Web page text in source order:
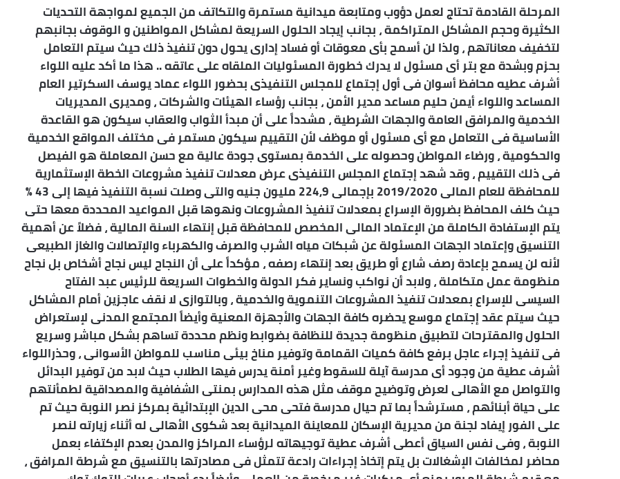
المرحلة القادمة تحتاج لعمل دؤوب ومتابعة ميدانية مستمرة والتكاتف من الجميع لمواجهة التحديات
الكثيرة وحجم المشاكل المتراكمة ، بجانب إيجاد الحلول السريعة لمشاكل المواطنين و الوقوف بجانبهم
لتخفيف معاناتهم ، ولذا لن أسمح بأى معوقات أو فساد إدارى يحول دون تنفيذ ذلك حيث سيتم التعامل
بحزم وبشدة مع بتر أى مسئول لا يدرك خطورة المسئوليات الملقاه على عاتقه .. هذا ما أكد عليه اللواء
أشرف عطيه محافظ أسوان فى أول إجتماع للمجلس التنفيذى بحضور اللواء عماد يوسف السكرتير العام
المساعد واللواء أيمن حليم مساعد مدير الأمن ، بجانب رؤساء الهيئات والشركات ، ومديرى المديريات
الخدمية والمرافق العامة والجهات الشرطية ، مشدداً على أن مبدأ الثواب والعقاب سيكون هو القاعدة
الأساسية فى التعامل مع أى مسئول أو موظف لأن التقييم سيكون مستمر فى مختلف المواقع الخدمية
والحكومية ، ورضاء المواطن وحصوله على الخدمة بمستوى جودة عالية مع حسن المعاملة هو الفيصل
فى ذلك التقييم ، وقد شهد إجتماع المجلس التنفيذى عرض معدلات تنفيذ مشروعات الخطة الإستثمارية
للمحافظة للعام المالى 2019/2020 بإجمالى 224,9 مليون جنيه والتى وصلت نسبة التنفيذ فيها إلى 43 %
حيث كلف المحافظ بضرورة الإسراع بمعدلات تنفيذ المشروعات ونهوها قبل المواعيد المحددة معها حتى
يتم الإستفادة الكاملة من الإعتماد المالى المخصص للمحافظة قبل إنتهاء السنة المالية ، فضلاً عن أهمية
التنسيق وإعتماد الجهات المسئولة عن شبكات مياه الشرب والصرف والكهرباء والإتصالات والغاز الطبيعى
لأنه لن يسمح بإعادة رصف شارع أو طريق بعد إنتهاء رصفه ، مؤكداً على أن النجاح ليس نجاح أشخاص بل نجاح
منظومة عمل متكاملة ، ولابد أن نواكب ونساير فكر الدولة والخطوات السريعة للرئيس عبد الفتاح
السيسى للإسراع بمعدلات تنفيذ المشروعات التنموية والخدمية ، وبالتوازى لا نقف عاجزين أمام المشاكل
حيث سيتم عقد إجتماع موسع يحضره كافة الجهات والأجهزة المعنية وأيضاً المجتمع المدنى لإستعراض
الحلول والمقترحات لتطبيق منظومة جديدة للنظافة بضوابط ونظم محددة تساهم بشكل مباشر وسريع
فى تنفيذ إجراء عاجل برفع كافة كميات القمامة وتوفير مناخ بيئى مناسب للمواطن الأسوانى ، وحذراللواء
أشرف عطية من وجود أى مدرسة آيلة للسقوط وغير أمنة يدرس فيها الطلاب حيث لابد من توفير البدائل
والتواصل مع الأهالى لعرض وتوضيح موقف مثل هذه المدارس بمنتى الشفافية والمصداقية لطمأنتهم
على حياة أبنائهم ، مسترشداً بما تم حيال مدرسة فتحى محى الدين الإبتدائية بمركز نصر النوبة حيث تم
على الفور إيفاد لجنة من مديرية الإسكان للمعاينة الميدانية بعد شكوى الأهالى له أثناء زيارته لنصر
النوبة ، وفى نفس السياق أعطى أشرف عطية توجيهاته لرؤساء المراكز والمدن بعدم الإكتفاء بعمل
محاضر لمخالفات الإشغالات بل يتم إتخاذ إجراءات رادعة تتمثل فى مصادرتها بالتنسيق مع شرطة المرافق ،